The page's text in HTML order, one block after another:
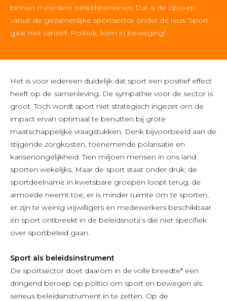
binnen meerdere beleidsterreinen. Dat is de oproep
vanuit de gezamenlijke sportsector onder de leus ‘Sport
gaat niet vanzelf. Politiek, kom in beweging!’
Het is voor iedereen duidelijk dat sport een positief effect
heeft op de samenleving. De sympathie voor de sector is
groot. Toch wordt sport niet strategisch ingezet om de
impact ervan optimaal te benutten bij grote
maatschappelijke vraagstukken. Denk bijvoorbeeld aan de
stijgende zorgkosten, toenemende polarisatie en
kansenongelijkheid. Tien miljoen mensen in ons land
sporten wekelijks. Maar de sport staat onder druk; de
sportdeelname in kwetsbare groepen loopt terug, de
armoede neemt toe, er is minder ruimte om te sporten,
er zijn te weinig vrijwilligers en medewerkers beschikbaar
én sport ontbreekt in de beleidsnota’s die niet specifiek
over sportbeleid gaan.
Sport als beleidsinstrument
De sportsector doet daarom in de volle breedte* een
dringend beroep op politici om sport en bewegen als
serieus beleidsinstrument in te zetten. Op de